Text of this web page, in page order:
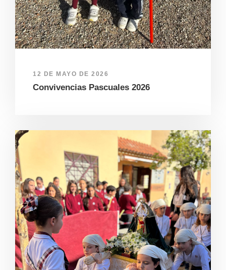
12 DE MAYO DE 2026
Convivencias Pascuales 2026